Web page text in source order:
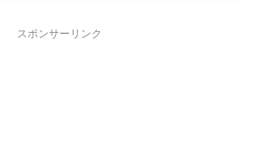
スポンサーリンク